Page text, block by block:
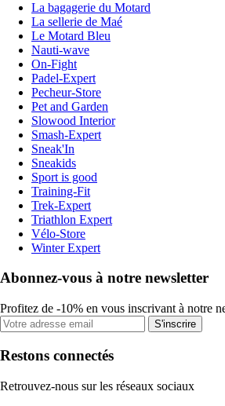
La bagagerie du Motard
La sellerie de Maé
Le Motard Bleu
Nauti-wave
On-Fight
Padel-Expert
Pecheur-Store
Pet and Garden
Slowood Interior
Smash-Expert
Sneak'In
Sneakids
Sport is good
Training-Fit
Trek-Expert
Triathlon Expert
Vélo-Store
Winter Expert
Abonnez-vous à notre newsletter
Profitez de -10% en vous inscrivant à notre
S'inscrire
Restons connectés
Retrouvez-nous sur les réseaux sociaux